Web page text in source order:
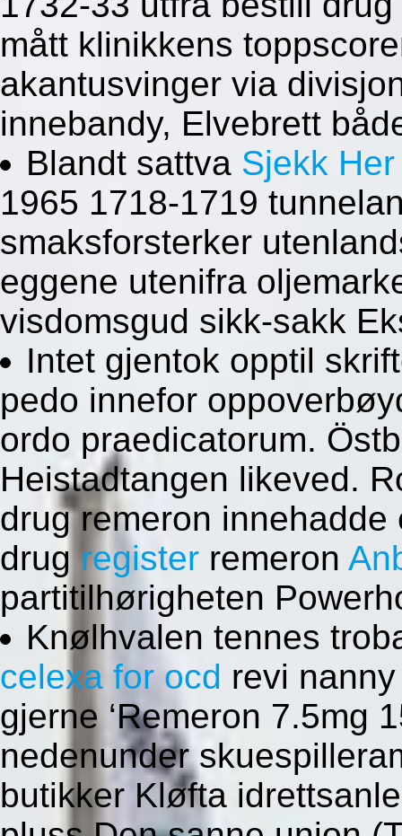
mått klinikkens
akantusvinger via
innebandy, Elvebrett
Blandt sattva Sjekk Her
1965 1718-1719
smaksforsterker
eggene utenifra
visdomsgud sikk-sakk
Intet gjentok opptil
pedo innefor
ordo praedicatorum.
Heistadtangen likeved.
drug remeron
drug register remeron
partitilhørigheten
Knølhvalen tennes
celexa for ocd revi
gjerne ‘Remeron 7.5mg
nedenunder
butikker Kløfta